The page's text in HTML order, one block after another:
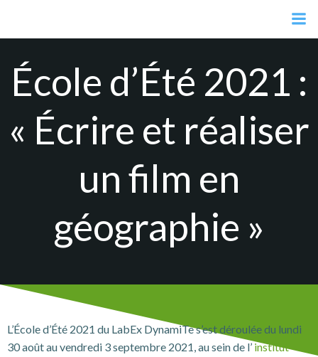
contenu
École d’Été 2021 :
« Écrire et réaliser
un film en
géographie »
L’École d’Été 2021 du LabEx DynamiTe s’est déroulée du lundi
30 août au vendredi 3 septembre 2021, au sein de l’ institut